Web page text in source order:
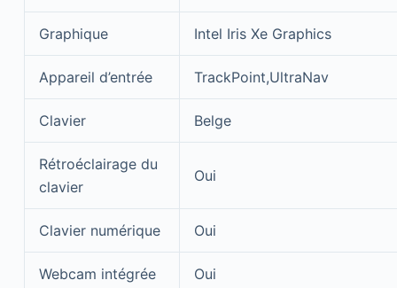
Graphique Intel Iris Xe Graphics
Appareil d’entrée TrackPoint,UltraNav
Clavier Belge
Rétroéclairage du
clavier
Oui
Clavier numérique Oui
Webcam intégrée Oui